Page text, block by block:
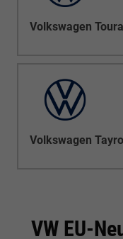
Volkswagen
Volkswagen
VW EU-